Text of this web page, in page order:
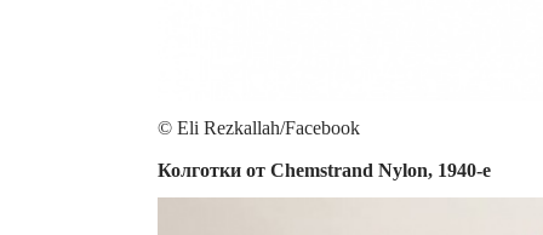
© Eli Rezkallah/Facebook
Колготки от Chemstrand Nylon, 1940-е